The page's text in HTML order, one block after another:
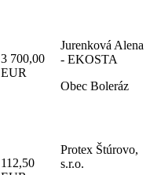
3 700,00
EUR
Jurenková Alena
- EKOSTA
Obec Boleráz
112,50
Protex Štúrovo,
s.r.o.